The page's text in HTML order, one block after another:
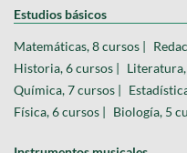
Estudios básicos
Matemáticas, 8 cursos |
Historia, 6 cursos |
Química, 7 cursos |
Física, 6 cursos | Biología, 5